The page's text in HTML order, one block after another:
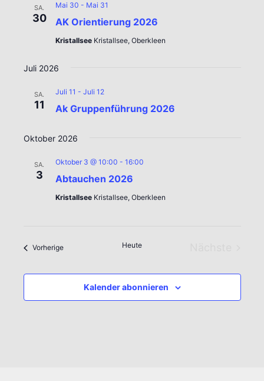
SA.
30 AK Orientierung 2026
Mai 30 - Mai 31
Kristallsee Kristallsee, Oberkleen
Juli 2026
SA.
11 Ak Gruppenführung 2026
Juli 11 - Juli 12
Oktober 2026
SA.
3 Abtauchen 2026
Oktober 3 @ 10:00 - 16:00
Kristallsee Kristallsee, Oberkleen
VorherigeVeranstaltungen Heute
Kalender abonnieren